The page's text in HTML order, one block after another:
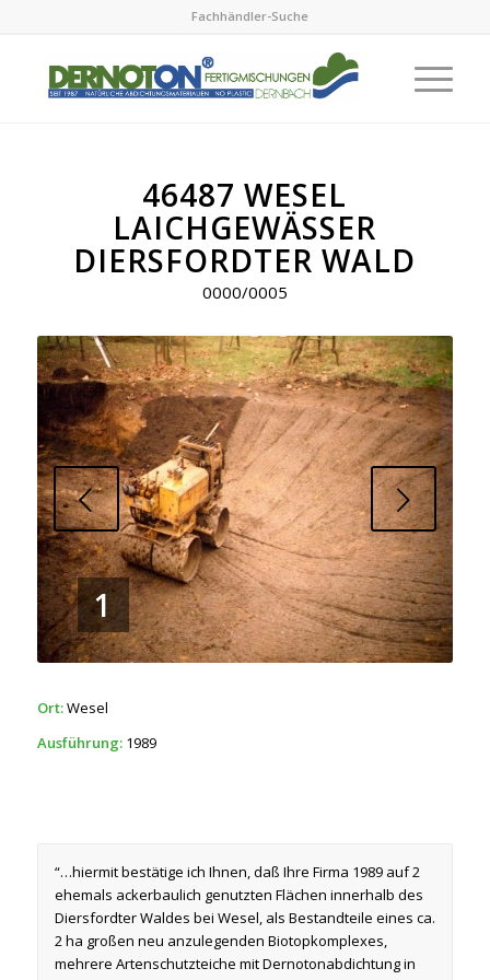
Fachhändler-Suche
46487 WESEL
LAICHGEWÄSSER
DIERSFORDTER WALD
0000/0005
1
Next
Ort:Wesel
Ausführung:1989
“…hiermit bestätige ich Ihnen, daß Ihre Firma 1989 auf 2
ehemals ackerbaulich genutzten Flächen innerhalb des
Diersfordter Waldes bei Wesel, als Bestandteile eines ca.
2 ha großen neu anzule­genden Biotopkomplexes,
mehrere Artenschutzteiche mit Dernotonabdichtung in